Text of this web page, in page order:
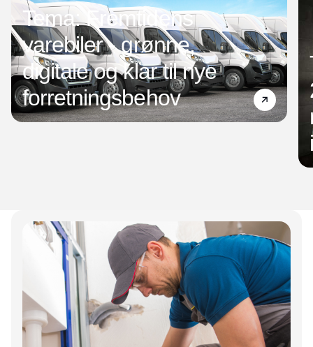
Tema: Fremtidens
varebiler - grønne,
digitale og klar til nye
forretningsbehov